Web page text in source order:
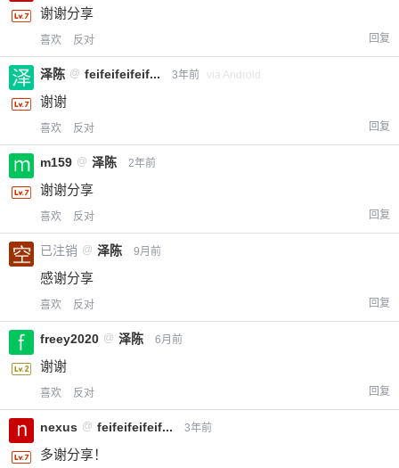
20 元 50 元 自定义
谢谢分享
喜欢 反对 回复
泽陈 @ feifeifeifeif... 3年前 via Android
谢谢
喜欢 反对 回复
m159 @ 泽陈 2年前
谢谢分享
喜欢 反对 回复
已注销 @ 泽陈 9月前
感谢分享
喜欢 反对 回复
freey2020 @ 泽陈 6月前
谢谢
喜欢 反对 回复
nexus @ feifeifeifeif... 3年前
多谢分享！